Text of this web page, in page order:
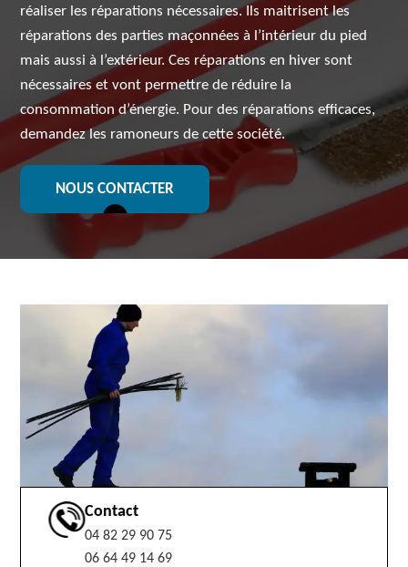
réaliser les réparations nécessaires. Ils maitrisent les
réparations des parties maçonnées à l’intérieur du pied
mais aussi à l’extérieur. Ces réparations en hiver sont
nécessaires et vont permettre de réduire la
consommation d’énergie. Pour des réparations efficaces,
demandez les ramoneurs de cette société.
NOUS CONTACTER
Contact
04 82 29 90 75
06 64 49 14 69